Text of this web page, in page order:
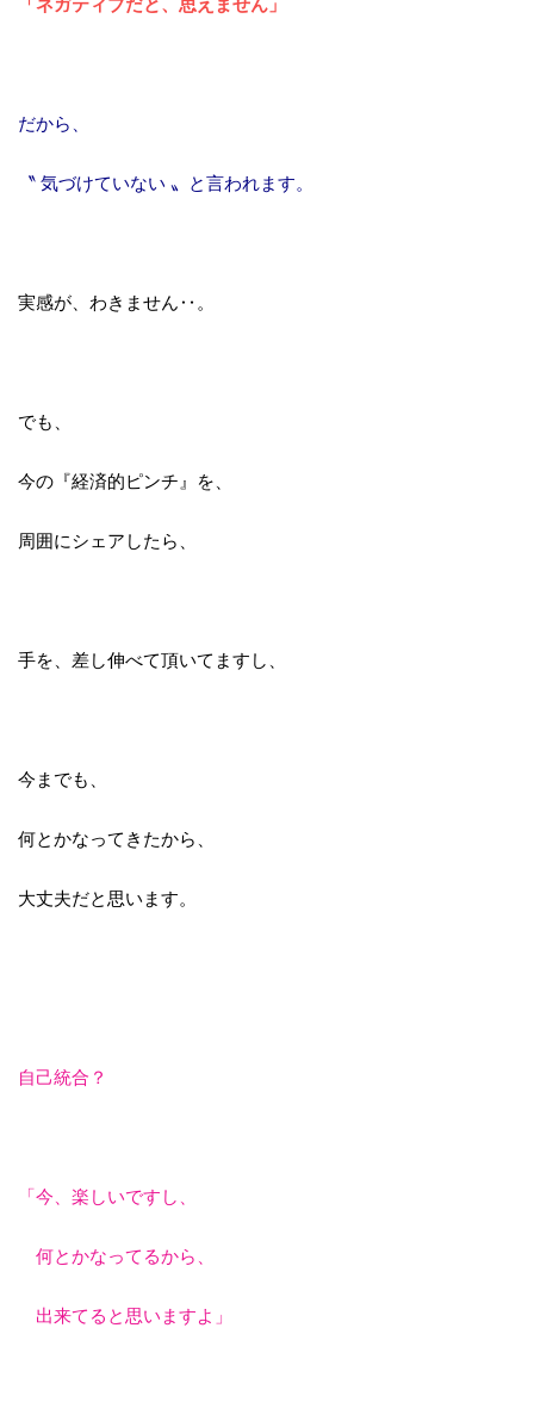
「ネガティブだと、思えません」
だから、
〝 気づけていない 〟と言われます。
実感が、わきません‥。
でも、
今の『経済的ピンチ』を、
周囲にシェアしたら、
手を、 差し伸べて頂いてますし、
今までも、
何とかなってきたから、
大丈夫だと思います。
自己統合？
「今、楽しいですし、
何とかなってるから、
出来てると思いますよ」